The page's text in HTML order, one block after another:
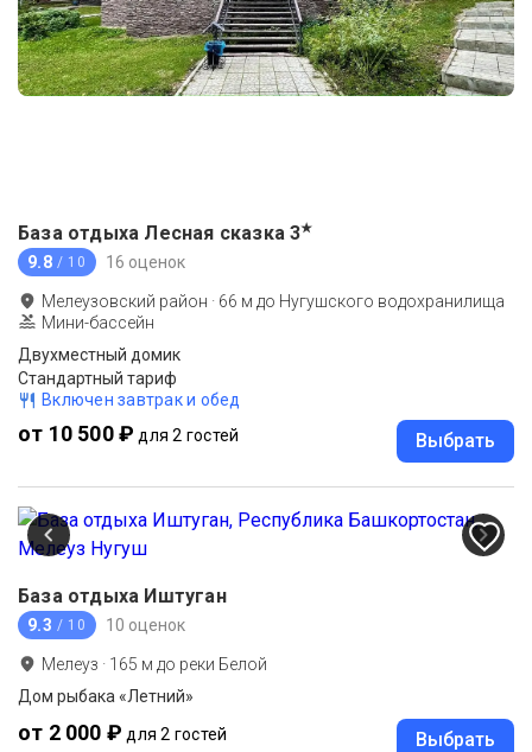
База отдыха Лесная сказка 3★
9.8 / 10 16 оценок
Мелеузовский район · 66 м до Нугушского водохранилища
Мини-бассейн
Двухместный домик
Стандартный тариф
Включен завтрак и обед
от 10 500 ₽ для 2 гостей Выбрать
База отдыха Иштуган
9.3 / 10 10 оценок
Мелеуз · 165 м до реки Белой
Дом рыбака «Летний»
от 2 000 ₽ для 2 гостей Выбрать